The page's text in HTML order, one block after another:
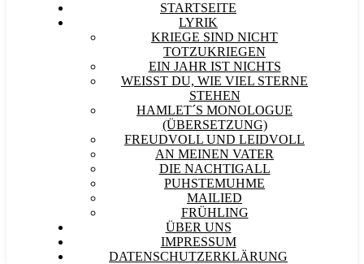
STARTSEITE
LYRIK
KRIEGE SIND NICHT
TOTZUKRIEGEN
EIN JAHR IST NICHTS
WEISST DU, WIE VIEL STERNE S
TEHEN
HAMLET´S MONOLOGUE
(ÜBERSETZUNG)
FREUDVOLL UND LEIDVOLL
AN MEINEN VATER
DIE NACHTIGALL
PUHSTEMUHME
MAILIED
FRÜHLING
ÜBER UNS
IMPRESSUM
DATENSCHUTZERKLÄRUNG